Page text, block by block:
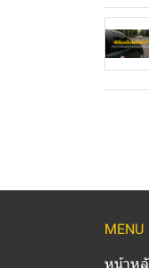
MENU
หน้าห